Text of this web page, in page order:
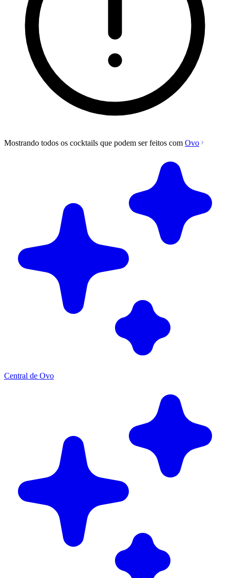
Mostrando todos os cocktails que podem ser feitos com Ovo
Central de Ovo